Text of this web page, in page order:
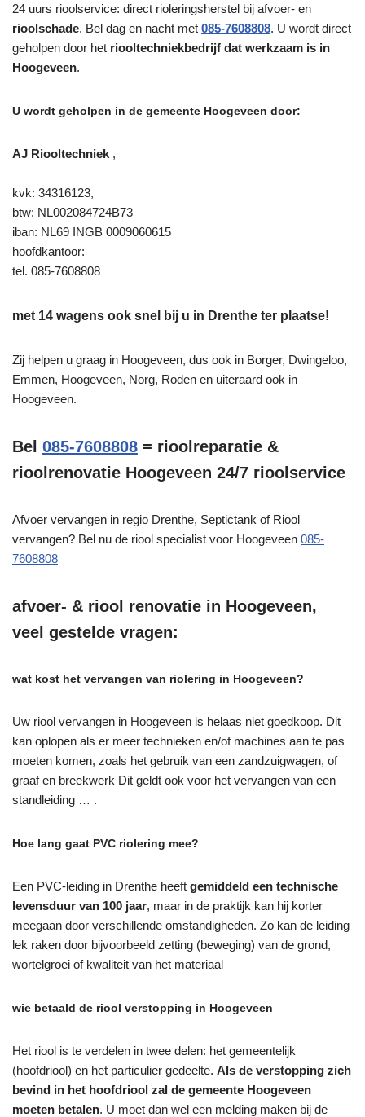
24 uurs rioolservice: direct rioleringsherstel bij afvoer- en
rioolschade. Bel dag en nacht met 085-7608808. U wordt direct
geholpen door het riooltechniekbedrijf dat werkzaam is in
Hoogeveen.
U wordt geholpen in de gemeente Hoogeveen door:
AJ Riooltechniek ,
kvk: 34316123,
btw: NL002084724B73
iban: NL69 INGB 0009060615
hoofdkantoor:
tel. 085-7608808
met 14 wagens ook snel bij u in Drenthe ter plaatse!
Zij helpen u graag in Hoogeveen, dus ook in Borger, Dwingeloo,
Emmen, Hoogeveen, Norg, Roden en uiteraard ook in
Hoogeveen.
Bel 085-7608808 = rioolreparatie &
rioolrenovatie Hoogeveen 24/7 rioolservice
Afvoer vervangen in regio Drenthe, Septictank of Riool
vervangen? Bel nu de riool specialist voor Hoogeveen 085-
7608808
afvoer- & riool renovatie in Hoogeveen,
veel gestelde vragen:
wat kost het vervangen van riolering in Hoogeveen?
Uw riool vervangen in Hoogeveen is helaas niet goedkoop. Dit
kan oplopen als er meer technieken en/of machines aan te pas
moeten komen, zoals het gebruik van een zandzuigwagen, of
graaf en breekwerk Dit geldt ook voor het vervangen van een
standleiding … .
Hoe lang gaat PVC riolering mee?
Een PVC-leiding in Drenthe heeft gemiddeld een technische
levensduur van 100 jaar, maar in de praktijk kan hij korter
meegaan door verschillende omstandigheden. Zo kan de leiding
lek raken door bijvoorbeeld zetting (beweging) van de grond,
wortelgroei of kwaliteit van het materiaal
wie betaald de riool verstopping in Hoogeveen
Het riool is te verdelen in twee delen: het gemeentelijk
(hoofdriool) en het particulier gedeelte. Als de verstopping zich
bevind in het hoofdriool zal de gemeente Hoogeveen
moeten betalen. U moet dan wel een melding maken bij de